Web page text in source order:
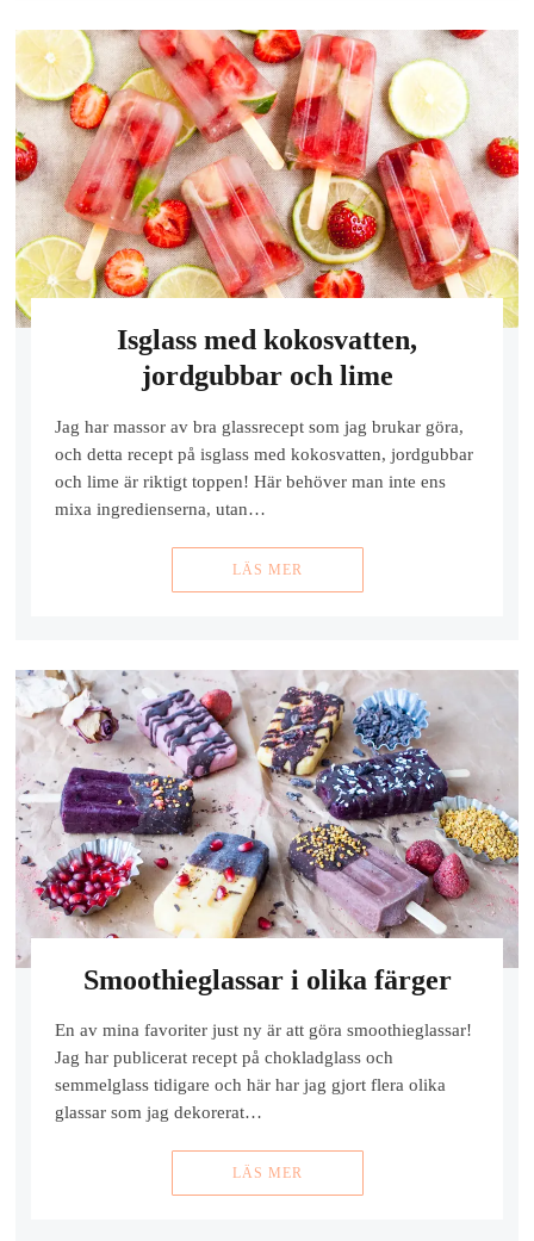
Isglass med kokosvatten,
jordgubbar och lime
Jag har massor av bra glassrecept som jag brukar göra,
och detta recept på isglass med kokosvatten, jordgubbar
och lime är riktigt toppen! Här behöver man inte ens
mixa ingredienserna, utan…
LÄS MER
Smoothieglassar i olika färger
En av mina favoriter just ny är att göra smoothieglassar!
Jag har publicerat recept på chokladglass och
semmelglass tidigare och här har jag gjort flera olika
glassar som jag dekorerat…
LÄS MER